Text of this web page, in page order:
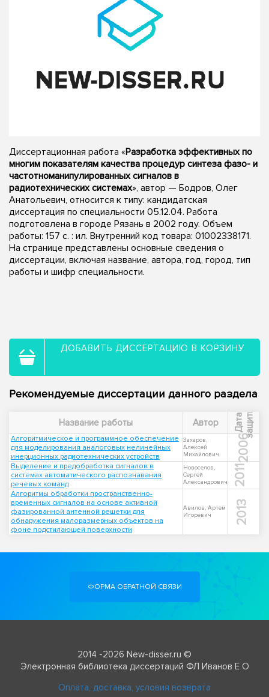
Диссертационная работа «Разработка эффективных по
многим показателям качества процедур синтеза фазо- и
частотноманипулированных сигналов в
радиотехнических системах», автор — Бодров, Олег
Анатольевич, относится к типу: кандидатская
диссертация по специальности 05.12.04. Работа
подготовлена в городе Рязань в 2002 году. Объем
работы: 157 с. : ил. Внутренний код товара: 01002338171.
На странице представлены основные сведения о
диссертации, включая название, автора, год, город, тип
работы и шифр специальности.
ДОБАВИТЬ ДИССЕРТАЦИЮ В КОРЗИНУ
Рекомендуемые диссертации данного раздела
Название работы Автор Д
а
т
а
з
а
щ
и
т ы
Алгоритмическое и программное обеспечение
для моделирования аналоговых нелинейных
инерционных радиотехнических устройств
Захаров,
Алексей
Михайлович
2006
Выделение и предобработка сигналов в
системах автоматического распознавания
речевых команд
Новоселов,
Сергей
Александрович
2011
Алгоритмы обработки пространственно-
временных сигналов на основе активной
фазированной антенной решетки для
обнаружения малоразмерных объектов на
фоне подстилающей поверхности
Авилов, Артем
Игоревич
2013
ФОРМА ОБРАТНОЙ СВЯЗИ
2014 -2026 New-disser.ru ©
Электронная библиотека диссертаций ФЛ Иванов Е О
Оплата, доставка, условия возврата